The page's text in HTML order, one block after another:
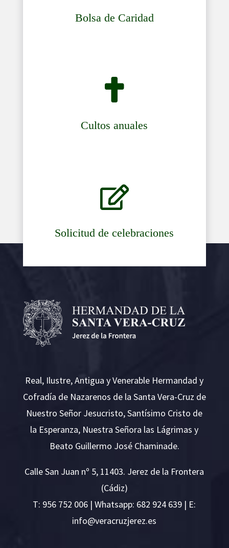
Bolsa de Caridad

Cultos anuales

Solicitud de celebraciones
Real, Ilustre, Antigua y Venerable Hermandad y
Cofradía de Nazarenos de la Santa Vera-Cruz de
Nuestro Señor Jesucristo, Santísimo Cristo de
la Esperanza, Nuestra Señora las Lágrimas y
Beato Guillermo José Chaminade.
Calle San Juan nº 5, 11403. Jerez de la Frontera
(Cádiz)
T: 956 752 006 | Whatsapp: 682 924 639 | E:
se.ze
rejzu
rcare
v@ofn
i